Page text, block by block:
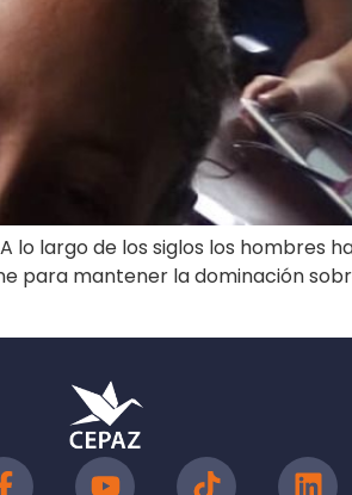
largo de los siglos los hombres
para mantener la dominación